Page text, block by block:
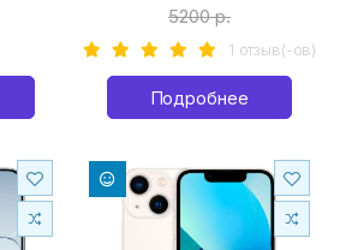
5200 р.
1 отзыв(-ов)
Подробнее